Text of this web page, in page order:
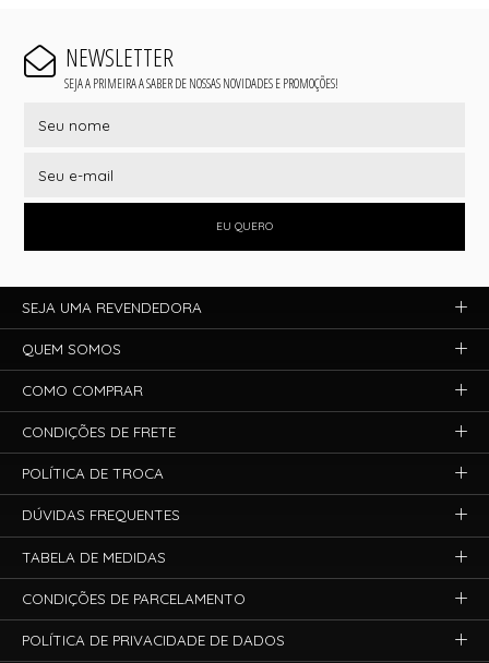
NEWSLETTER
SEJA A PRIMEIRA A SABER DE NOSSAS NOVIDADES E PROMOÇÕES!
EU QUERO
SEJA UMA REVENDEDORA
QUEM SOMOS
COMO COMPRAR
CONDIÇÕES DE FRETE
POLÍTICA DE TROCA
DÚVIDAS FREQUENTES
TABELA DE MEDIDAS
CONDIÇÕES DE PARCELAMENTO
POLÍTICA DE PRIVACIDADE DE DADOS